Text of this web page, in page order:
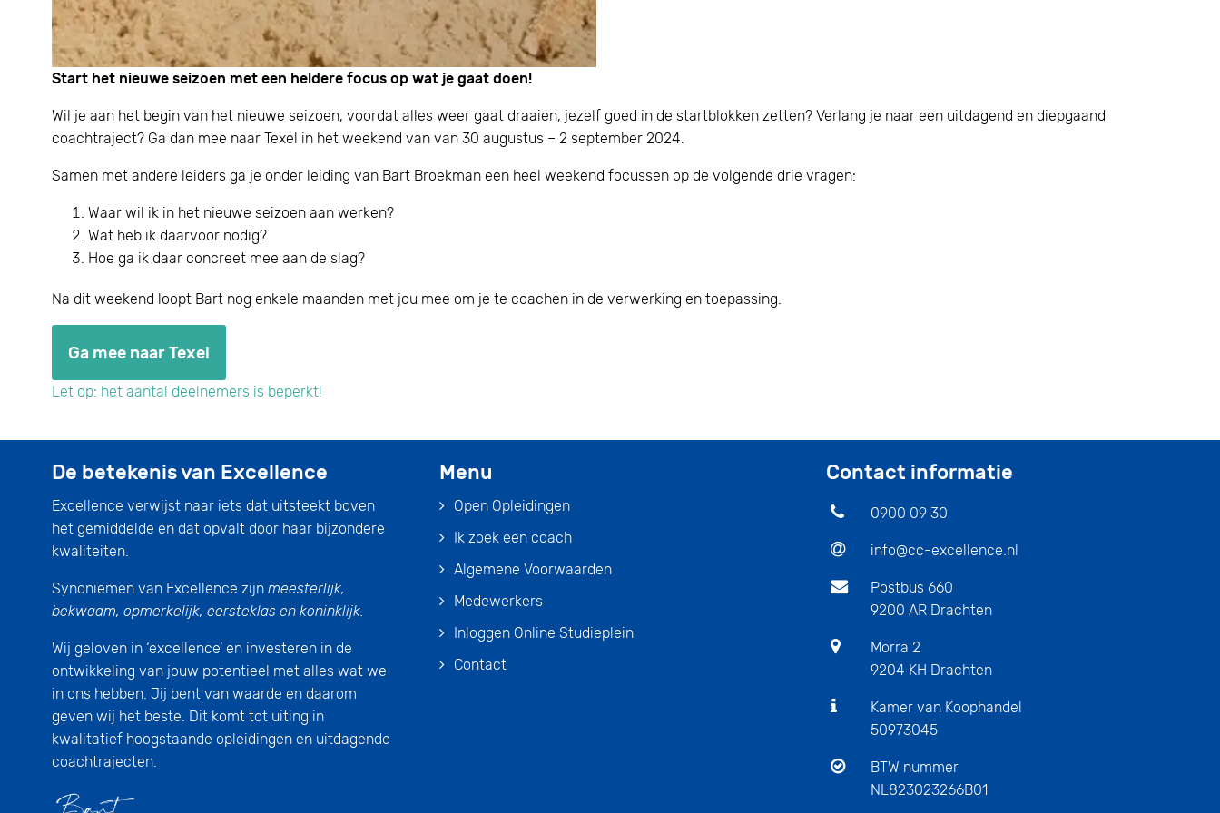
Start het nieuwe seizoen met een heldere focus op wat je gaat doen!
Wil je aan het begin van het nieuwe seizoen, voordat alles weer gaat draaien, jezelf goed in de startblokken zetten? Verlang je naar een uitdagend en diepgaand
coachtraject? Ga dan mee naar Texel in het weekend van van 30 augustus – 2 september 2024.
Samen met andere leiders ga je onder leiding van Bart Broekman een heel weekend focussen op de volgende drie vragen:
Waar wil ik in het nieuwe seizoen aan werken?
Wat heb ik daarvoor nodig?
Hoe ga ik daar concreet mee aan de slag?
Na dit weekend loopt Bart nog enkele maanden met jou mee om je te coachen in de verwerking en toepassing.
Ga mee naar Texel
Let op: het aantal deelnemers is beperkt!
De betekenis van Excellence
Excellence verwijst naar iets dat uitsteekt boven
het gemiddelde en dat opvalt door haar bijzondere
kwaliteiten.
Synoniemen van Excellence zijn meesterlijk,
bekwaam, opmerkelijk, eersteklas en koninklijk.
Wij geloven in ‘excellence’ en investeren in de
ontwikkeling van jouw potentieel met alles wat we
in ons hebben. Jij bent van waarde en daarom
geven wij het beste. Dit komt tot uiting in
kwalitatief hoogstaande opleidingen en uitdagende
coachtrajecten.
Menu
Open Opleidingen
Ik zoek een coach
Algemene Voorwaarden
Medewerkers
Inloggen Online Studieplein
Contact
Contact informatie
0900 09 30
info@cc-excellence.nl
Postbus 660
9200 AR Drachten
Morra 2
9204 KH Drachten
Kamer van Koophandel
50973045
BTW nummer
NL823023266B01